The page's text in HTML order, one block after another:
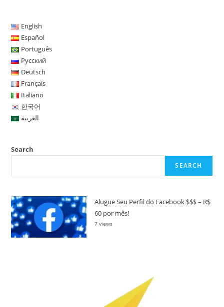
English
Español
Português
Русский
Deutsch
Français
Italiano
한국어
العربية
Search
SEARCH
Alugue Seu Perfil do Facebook $$$ – R$
60 por mês!
7 views